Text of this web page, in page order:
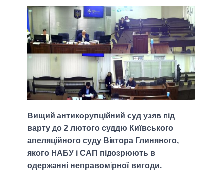
Вищий антикорупційний суд узяв під
варту до 2 лютого суддю Київського
апеляційного суду Віктора Глиняного,
якого НАБУ і САП підозрюють в
одержанні неправомірної вигоди.